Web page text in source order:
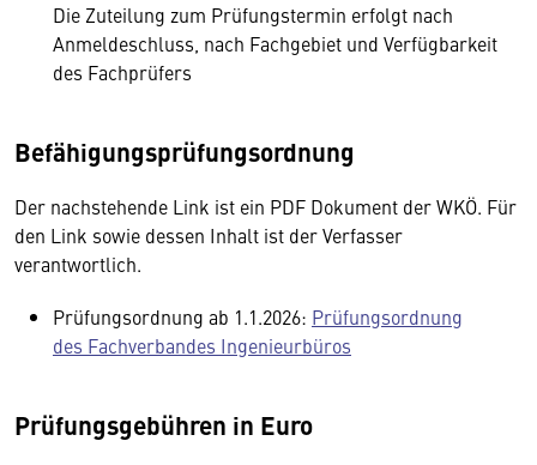
Die Zuteilung zum Prüfungstermin erfolgt nach
Anmeldeschluss, nach Fachgebiet und Verfügbarkeit
des Fachprüfers
Befähigungsprüfungsordnung
Der nachstehende Link ist ein PDF Dokument der WKÖ. Für
den Link sowie dessen Inhalt ist der Verfasser
verantwortlich.
Prüfungsordnung ab 1.1.2026: Prüfungsordnung
des Fachverbandes Ingenieurbüros
Prüfungsgebühren in Euro